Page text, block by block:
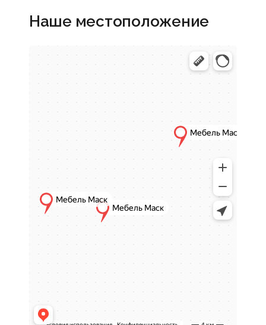
обеденных зон, кабинетов, гостиных и зон
Стулья-кресла сочетают эргономику,
Эргономичная форма
правильное положение тела при длительном
использовании.
Удобство и комфорт
Такие стулья легко вписываются в различные
интерьеры и подходят для помещений с
Наше местоположение